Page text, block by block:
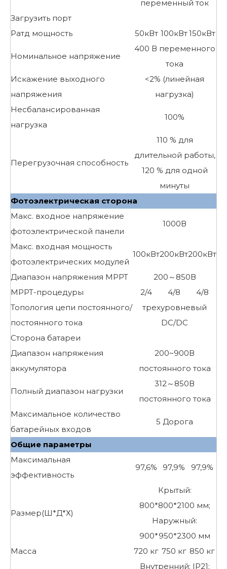
переменный ток
Загрузить порт
Ратд мощность
50кВт 100кВт150кВт
Номинальное напряжение
400 В переменного
тока
Искажение выходного
напряжения
<2% (линейная
нагрузка)
Несбалансированная
нагрузка
100%
Перегрузочная способность
110 % для
длительной работы,
120 % для одной
минуты
Фотоэлектрическая сторона
Макс. входное напряжение
фотоэлектрической панели
1000В
Макс. входная мощность
фотоэлектрических модулей
100кВт200кВт200кВт
Диапазон напряжения MPPT
200～850В
MPPT-процедуры
2/4 4/8
4/8
Топология цепи постоянного/
постоянного тока
трехуровневый
DC/DC
Сторона батареи
Диапазон напряжения
аккумулятора
200~900В
постоянного тока
Полный диапазон нагрузки
312～850В
постоянного тока
Максимальное количество
батарейных входов
5 Дорога
Общие параметры
Максимальная
эффективность
97,6% 97,9% 97,9%
Размер(Ш*Д*Х)
Крытый:
800*800*2100 мм;
Наружный:
900*950*2300 мм
Масса
720 кг 750 кг 850 кг
Внутренний: IP21;